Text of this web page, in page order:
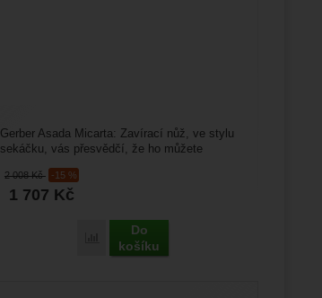
2 008Kč -15 %
1 707 Kč
Porovnat
Do
košíku
Gerber Asada Micarta: Zavírací nůž, ve stylu
sekáčku, vás přesvědčí, že ho můžete